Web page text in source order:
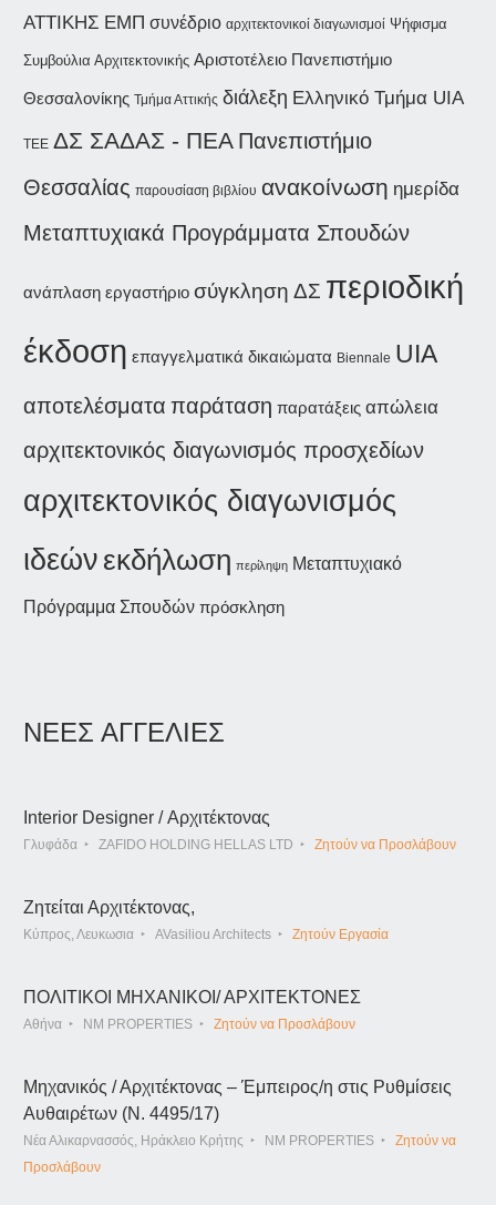
ΑΤΤΙΚΗΣ ΕΜΠ συνέδριο αρχιτεκτονικοί διαγωνισμοί Ψήφισμα
Συμβούλια Αρχιτεκτονικής Αριστοτέλειο Πανεπιστήμιο
Θεσσαλονίκης Τμήμα Αττικής διάλεξη Ελληνικό Τμήμα UIA
ΤΕΕ ΔΣ ΣΑΔΑΣ - ΠΕΑ Πανεπιστήμιο
Θεσσαλίας παρουσίαση βιβλίου ανακοίνωση ημερίδα
Μεταπτυχιακά Προγράμματα Σπουδών
ανάπλαση εργαστήριο σύγκληση ΔΣ περιοδική
έκδοση επαγγελματικά δικαιώματα Biennale UIA
αποτελέσματα παράταση παρατάξεις απώλεια
αρχιτεκτονικός διαγωνισμός προσχεδίων
αρχιτεκτονικός διαγωνισμός
ιδεών εκδήλωση περίληψη Μεταπτυχιακό
Πρόγραμμα Σπουδών πρόσκληση
ΝΕΕΣ ΑΓΓΕΛΙΕΣ
Interior Designer / Αρχιτέκτονας
Γλυφάδα ZAFIDO HOLDING HELLAS LTD Ζητούν να Προσλάβουν
Ζητείται Αρχιτέκτονας,
Κύπρος, Λευκωσια AVasiliou Architects Ζητούν Εργασία
ΠΟΛΙΤΙΚΟΙ ΜΗΧΑΝΙΚΟΙ/ ΑΡΧΙΤΕΚΤΟΝΕΣ
Αθήνα NM PROPERTIES Ζητούν να Προσλάβουν
Μηχανικός / Αρχιτέκτονας – Έμπειρος/η στις Ρυθμίσεις
Αυθαιρέτων (Ν. 4495/17)
Νέα Αλικαρνασσός, Ηράκλειο Κρήτης NM PROPERTIES
Ζητούν να
Προσλάβουν